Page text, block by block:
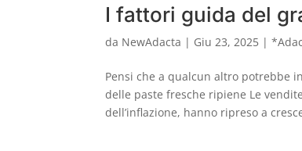
I fattori guida del
da NewAdacta | Giu 23, 2025 |
Pensi che a qualcun altro potrebbe
delle paste fresche ripiene Le
dell’inflazione, hanno ripreso a